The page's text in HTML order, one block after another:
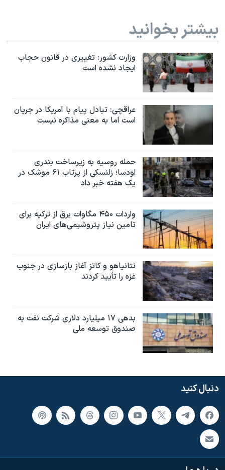
بیشتر بخوانید
وزارت کشور: تغییری در قانون حجاب
ایجاد نشده است
عراقچی: تبادل پیام با آمریکا در جریان
است اما به معنی مذاکره نیست
حمله روسیه به زیرساخت بندری
اودسا؛ زلنسکی از پرتاب ۶۱ موشک در
یک هفته خبر داد
واردات ۴۵۰ مگاوات برق از ترکیه برای
تامین نیاز پتروشیمی‌های ایران
نتانیاهو و کاتز آغاز بازسازی در جنوب
غزه را تأیید کردند
بدهی ۱۷ میلیارد دلاری شرکت نفت به
صندوق توسعه ملی
دنبال کنید